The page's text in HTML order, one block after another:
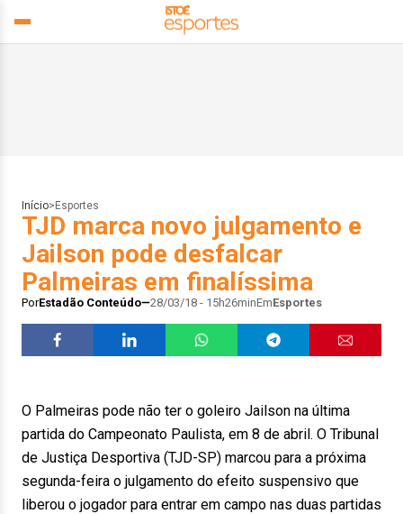
Início> Esportes
TJD marca novo julgamento e
Jailson pode desfalcar
Palmeiras em finalíssima
PorEstadão Conteúdo 28/03/18 - 15h26minEmEsportes
O Palmeiras pode não ter o goleiro Jailson na última
partida do Campeonato Paulista, em 8 de abril. O Tribunal
de Justiça Desportiva (TJD-SP) marcou para a próxima
segunda-feira o julgamento do efeito suspensivo que
liberou o jogador para entrar em campo nas duas partidas